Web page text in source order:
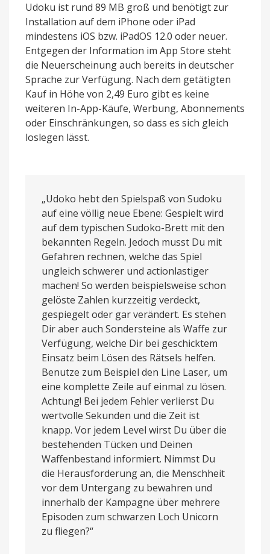
Udoku ist rund 89 MB groß und benötigt zur
Installation auf dem iPhone oder iPad
mindestens iOS bzw. iPadOS 12.0 oder neuer.
Entgegen der Information im App Store steht
die Neuerscheinung auch bereits in deutscher
Sprache zur Verfügung. Nach dem getätigten
Kauf in Höhe von 2,49 Euro gibt es keine
weiteren In-App-Käufe, Werbung, Abonnements
oder Einschränkungen, so dass es sich gleich
loslegen lässt.
„Udoko hebt den Spielspaß von Sudoku
auf eine völlig neue Ebene: Gespielt wird
auf dem typischen Sudoko-Brett mit den
bekannten Regeln. Jedoch musst Du mit
Gefahren rechnen, welche das Spiel
ungleich schwerer und actionlastiger
machen! So werden beispielsweise schon
gelöste Zahlen kurzzeitig verdeckt,
gespiegelt oder gar verändert. Es stehen
Dir aber auch Sondersteine als Waffe zur
Verfügung, welche Dir bei geschicktem
Einsatz beim Lösen des Rätsels helfen.
Benutze zum Beispiel den Line Laser, um
eine komplette Zeile auf einmal zu lösen.
Achtung! Bei jedem Fehler verlierst Du
wertvolle Sekunden und die Zeit ist
knapp. Vor jedem Level wirst Du über die
bestehenden Tücken und Deinen
Waffenbestand informiert. Nimmst Du
die Herausforderung an, die Menschheit
vor dem Untergang zu bewahren und
innerhalb der Kampagne über mehrere
Episoden zum schwarzen Loch Unicorn
zu fliegen?“